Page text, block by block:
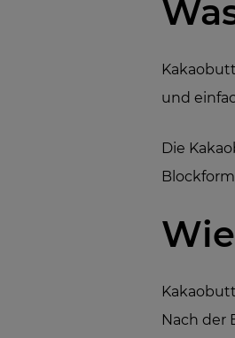
und
Die
Nach der